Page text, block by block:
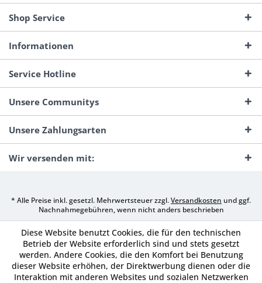
Shop Service
Informationen
Service Hotline
Unsere Communitys
Unsere Zahlungsarten
Wir versenden mit:
* Alle Preise inkl. gesetzl. Mehrwertsteuer zzgl.Versandkosten und ggf.
Nachnahmegebühren, wenn nicht anders beschrieben
Diese Website benutzt Cookies, die für den technischen
Betrieb der Website erforderlich sind und stets gesetzt
werden. Andere Cookies, die den Komfort bei Benutzung
dieser Website erhöhen, der Direktwerbung dienen oder die
Interaktion mit anderen Websites und sozialen Netzwerken